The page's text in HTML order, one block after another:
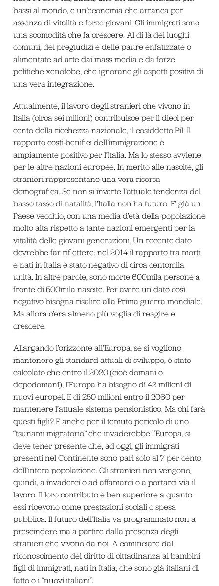
bassi al mondo, e un’economia che arranca per
assenza di vitalità e forze giovani. Gli immigrati sono
una scomodità che fa crescere. Al di là dei luoghi
comuni, dei pregiudizi e delle paure enfatizzate o
alimentate ad arte dai mass media e da forze
politiche xenofobe, che ignorano gli aspetti positivi di
una vera integrazione.
Attualmente, il lavoro degli stranieri che vivono in
Italia (circa sei milioni) contribuisce per il dieci per
cento della ricchezza nazionale, il cosiddetto Pil. Il
rapporto costi-benifici dell’immigrazione è
ampiamente positivo per l’Italia. Ma lo stesso avviene
per le altre nazioni europee. In merito alle nascite, gli
stranieri rappresentano una vera risorsa
demografica. Se non si inverte l’attuale tendenza del
basso tasso di natalità, l’Italia non ha futuro. E’ già un
Paese vecchio, con una media d’età della popolazione
molto alta rispetto a tante nazioni emergenti per la
vitalità delle giovani generazioni. Un recente dato
dovrebbe far riflettere: nel 2014 il rapporto tra morti
e nati in Italia è stato negativo di circa centomila
unità. In altre parole, sono morte 600mila persone a
fronte di 500mila nascite. Per avere un dato così
negativo bisogna risalire alla Prima guerra mondiale.
Ma allora c’era almeno più voglia di reagire e
crescere.
Allargando l’orizzonte all’Europa, se si vogliono
mantenere gli standard attuali di sviluppo, è stato
calcolato che entro il 2020 (cioè domani o
dopodomani), l’Europa ha bisogno di 42 milioni di
nuovi europei. E di 250 milioni entro il 2060 per
mantenere l’attuale sistema pensionistico. Ma chi farà
questi figli? E anche per il temuto pericolo di uno
“tsunami migratorio” che invaderebbe l’Europa, si
deve tener presente che, ad oggi, gli immigrati
presenti nel Continente sono pari solo al 7 per cento
dell’intera popolazione. Gli stranieri non vengono,
quindi, a invaderci o ad affamarci o a portarci via il
lavoro. Il loro contributo è ben superiore a quanto
essi ricevono come prestazioni sociali o spesa
pubblica. Il futuro dell’Italia va programmato non a
prescindere ma a partire dalla presenza degli
stranieri che vivono da noi. A cominciare dal
riconoscimento del diritto di cittadinanza ai bambini
figli di immigrati, nati in Italia, che sono già italiani di
fatto o i “nuovi italiani”.